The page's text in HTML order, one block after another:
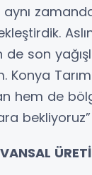
son
Konya
hem de